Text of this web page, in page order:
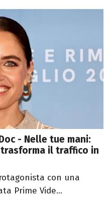
- Nelle tue mani:
trasforma il traffico in
con una
Prime Vide...